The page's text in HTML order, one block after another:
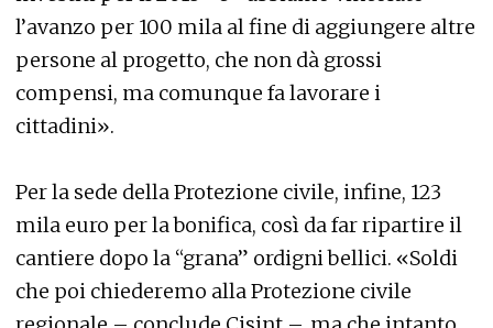
l’avanzo per 100 mila al fine di aggiungere altre
persone al progetto, che non dà grossi
compensi, ma comunque fa lavorare i
cittadini».
Per la sede della Protezione civile, infine, 123
mila euro per la bonifica, così da far ripartire il
cantiere dopo la “grana” ordigni bellici. «Soldi
che poi chiederemo alla Protezione civile